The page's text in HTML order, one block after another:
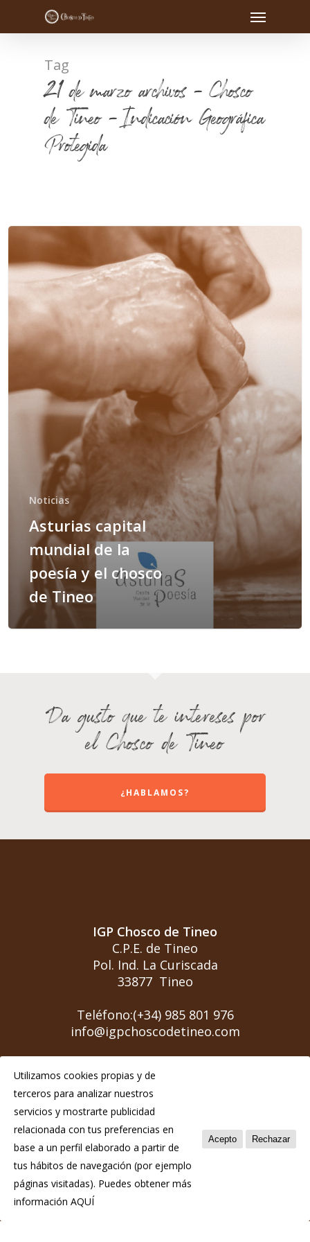
Tag
21 de marzo archivos - Chosco
de Tineo - Indicación Geográfica
Protegida
Noticias
Asturias capital
mundial de la
poesía y el chosco
de Tineo
Da gusto que te intereses por
el Chosco de Tineo
¿HABLAMOS?
IGP Chosco de Tineo
C.P.E. de Tineo
Pol. Ind. La Curiscada
33877 Tineo
Teléfono:(+34) 985 801 976
info@igpchoscodetineo.com
Aviso Legal
Política de privacidad
Política de cookies
Utilizamos cookies propias y de
terceros para analizar nuestros
servicios y mostrarte publicidad
relacionada con tus preferencias en
base a un perfil elaborado a partir de
tus hábitos de navegación (por ejemplo
páginas visitadas). Puedes obtener más
información AQUÍ
Acepto Rechazar